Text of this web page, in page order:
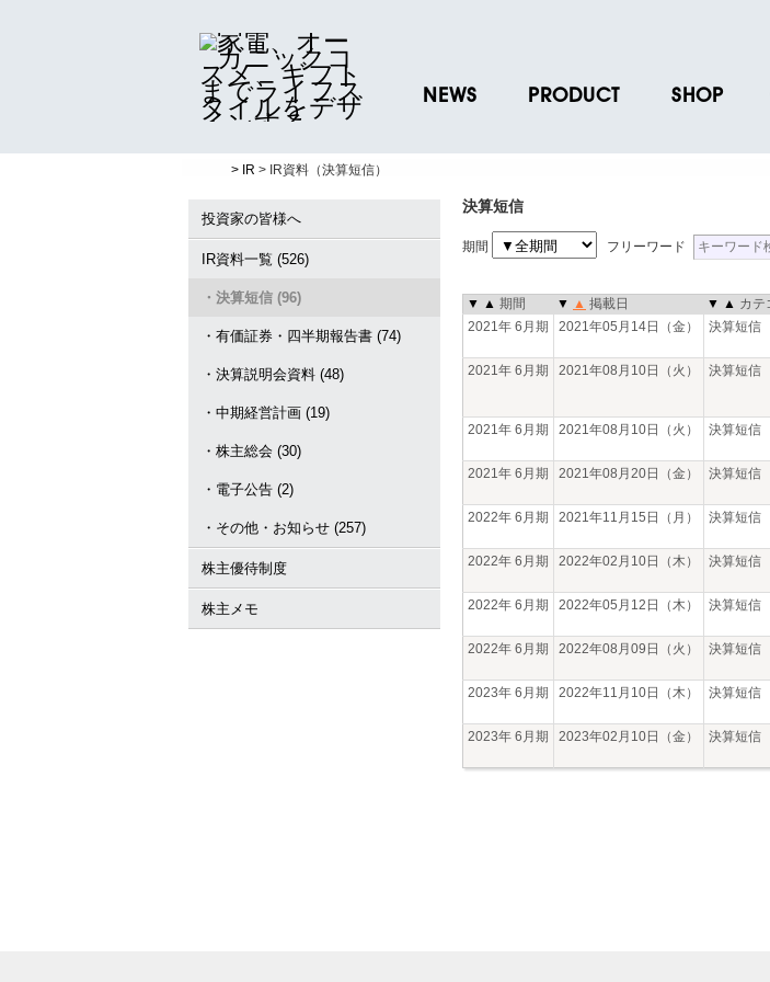
NEWS
プレスリリース
PRODUCT
ノベルティグッズ
お取引先様 会員認証
SHOP
社
> IR > IR資料（決算短信）
投資家の皆様へ
IR資料一覧 (526)
・決算短信 (96)
・有価証券・四半期報告書 (74)
・決算説明会資料 (48)
・中期経営計画 (19)
・株主総会 (30)
・電子公告 (2)
・その他・お知らせ (257)
株主優待制度
株主メモ
決算短信
期間 フリーワード
▼ ▲ 期間 ▼ ▲ 掲載日 ▼ ▲ カテ
2021年 6月期
2021年05月14日（金） 決算短信
2021年 6月期 2021年08月10日（火） 決算短信
2021年 6月期 2021年08月10日（火） 決算短信
2021年 6月期 2021年08月20日（金） 決算短信
2022年 6月期 2021年11月15日（月） 決算短信
2022年 6月期 2022年02月10日（木） 決算短信
2022年 6月期 2022年05月12日（木） 決算短信
2022年 6月期 2022年08月09日（火） 決算短信
2023年 6月期 2022年11月10日（木） 決算短信
2023年 6月期 2023年02月10日（金） 決算短信